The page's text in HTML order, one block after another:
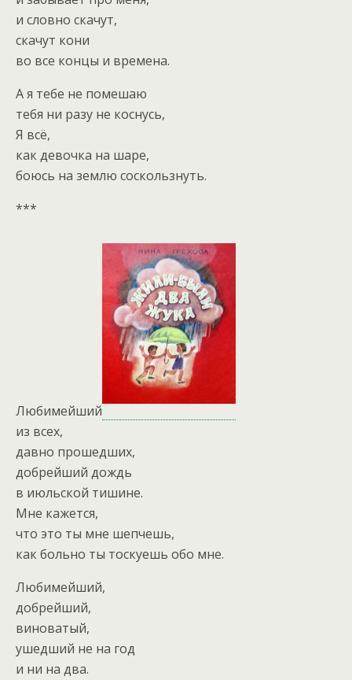
и словно скачут,
скачут кони
во все концы и времена.
А я тебе не помешаю
тебя ни разу не коснусь,
Я всё,
как девочка на шаре,
боюсь на землю соскользнуть.
***
Любимейший
из всех,
давно прошедших,
добрейший дождь
в июльской тишине.
Мне кажется,
что это ты мне шепчешь,
как больно ты тоскуешь обо мне.
Любимейший,
добрейший,
виноватый,
ушедший не на год
и ни на два.